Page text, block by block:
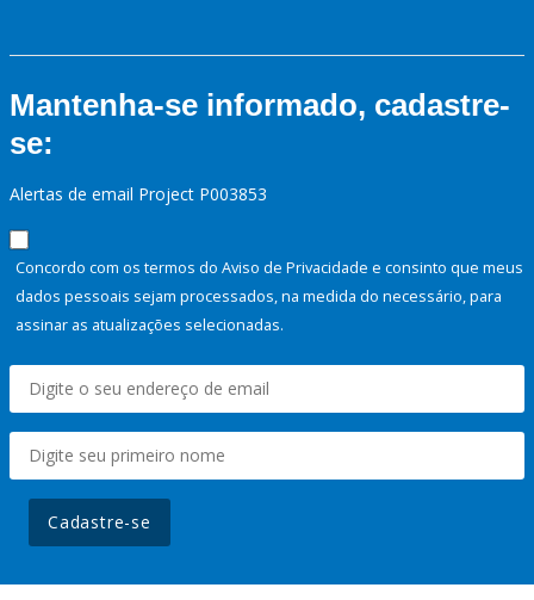
Mantenha-se informado, cadastre-
se:
Alertas de email Project P003853
Concordo com os termos do Aviso de Privacidade e consinto que meus
dados pessoais sejam processados, na medida do necessário, para
assinar as atualizações selecionadas.
Cadastre-se